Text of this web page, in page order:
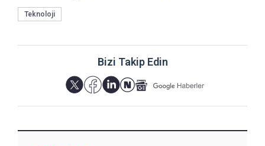
Teknoloji
Bizi Takip Edin